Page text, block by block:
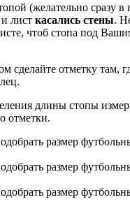
(желательно сразу в
лист касались стены.
чтоб стопа под
сделайте отметку там,
длины стопы
отметки.